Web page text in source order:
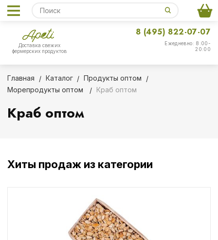
Доставка свежих
фермерских продуктов
Ежедневно: 8:00-
20:00
8 (495) 822-07-07
Главная Каталог
Продукты оптом
Морепродукты оптом
Краб оптом
Краб оптом
Хиты продаж из категории